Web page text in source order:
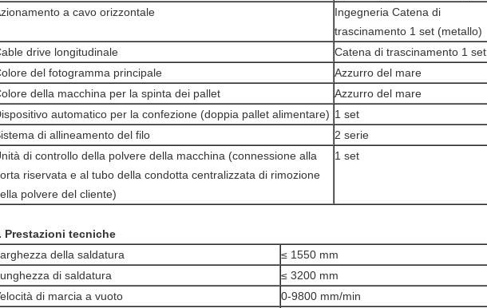
a cavo orizzontale
Ingegneria Catena di
trascinamento 1 set (metallo)
drive longitudinale
Catena di trascinamento 1 set
del fotogramma principale
Azzurro del mare
della macchina per la spinta dei pallet
Azzurro del mare
automatico per la confezione (doppia pallet alimentare) 1 set
di allineamento del filo
2 serie
di controllo della polvere della macchina (connessione alla
riservata e al tubo della condotta centralizzata di rimozione
polvere del cliente)
1 set
Prestazioni tecniche
della saldatura
≤ 1550 mm
di saldatura
≤ 3200 mm
di marcia a vuoto
0-9800 mm/min